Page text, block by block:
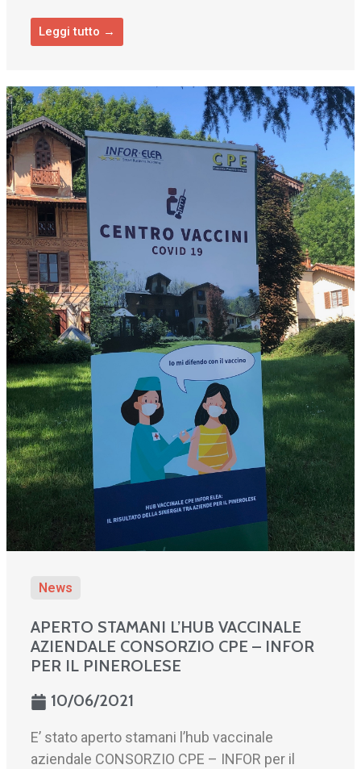
Leggi tutto →
News
APERTO STAMANI L’HUB VACCINALE
AZIENDALE CONSORZIO CPE – INFOR
PER IL PINEROLESE
10/06/2021
E’ stato aperto stamani l’hub vaccinale
aziendale CONSORZIO CPE – INFOR per il